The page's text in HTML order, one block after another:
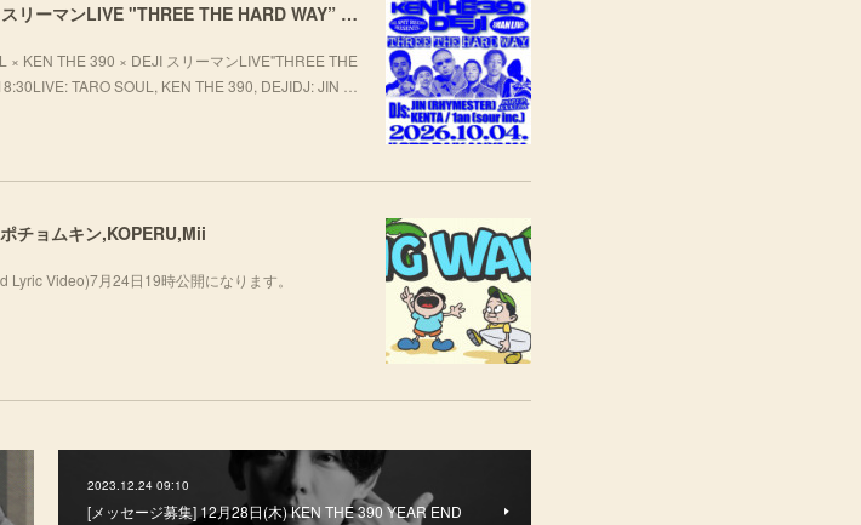
[LIVE] 10月4日(日) TARO SOUL × KEN THE 390 × DEJI スリーマンLIVE "THREE THE HARD WAY” @ ORD. 代官山
KEN THE 390 × DEJI スリーマンLIVE"THREE THE
TARO SOUL, KEN THE 390, DEJIDJ: JIN …
チョムキン,KOPERU,Mii
Video)7月24日19時公開になります。
2023.12.24 09:10
[メッセージ募集] 12月28日(木) KEN THE 390 YEAR END